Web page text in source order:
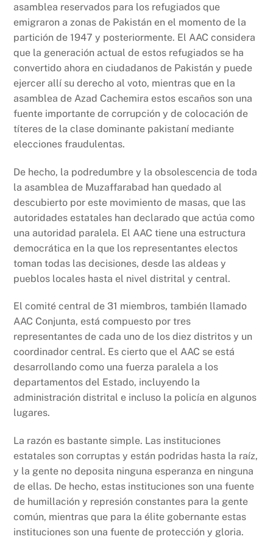
asamblea reservados para los refugiados que
emigraron a zonas de Pakistán en el momento de la
partición de 1947 y posteriormente. El AAC considera
que la generación actual de estos refugiados se ha
convertido ahora en ciudadanos de Pakistán y puede
ejercer allí su derecho al voto, mientras que en la
asamblea de Azad Cachemira estos escaños son una
fuente importante de corrupción y de colocación de
títeres de la clase dominante pakistaní mediante
elecciones fraudulentas.
De hecho, la podredumbre y la obsolescencia de toda
la asamblea de Muzaffarabad han quedado al
descubierto por este movimiento de masas, que las
autoridades estatales han declarado que actúa como
una autoridad paralela. El AAC tiene una estructura
democrática en la que los representantes electos
toman todas las decisiones, desde las aldeas y
pueblos locales hasta el nivel distrital y central.
El comité central de 31 miembros, también llamado
AAC Conjunta, está compuesto por tres
representantes de cada uno de los diez distritos y un
coordinador central. Es cierto que el AAC se está
desarrollando como una fuerza paralela a los
departamentos del Estado, incluyendo la
administración distrital e incluso la policía en algunos
lugares.
La razón es bastante simple. Las instituciones
estatales son corruptas y están podridas hasta la raíz,
y la gente no deposita ninguna esperanza en ninguna
de ellas. De hecho, estas instituciones son una fuente
de humillación y represión constantes para la gente
común, mientras que para la élite gobernante estas
instituciones son una fuente de protección y gloria.